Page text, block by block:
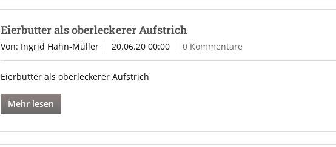
Eierbutter als oberleckerer Aufstrich
Von: Ingrid Hahn-Müller 20.06.20 00:00 0 Kommentare
Eierbutter als oberleckerer Aufstrich
Mehr lesen